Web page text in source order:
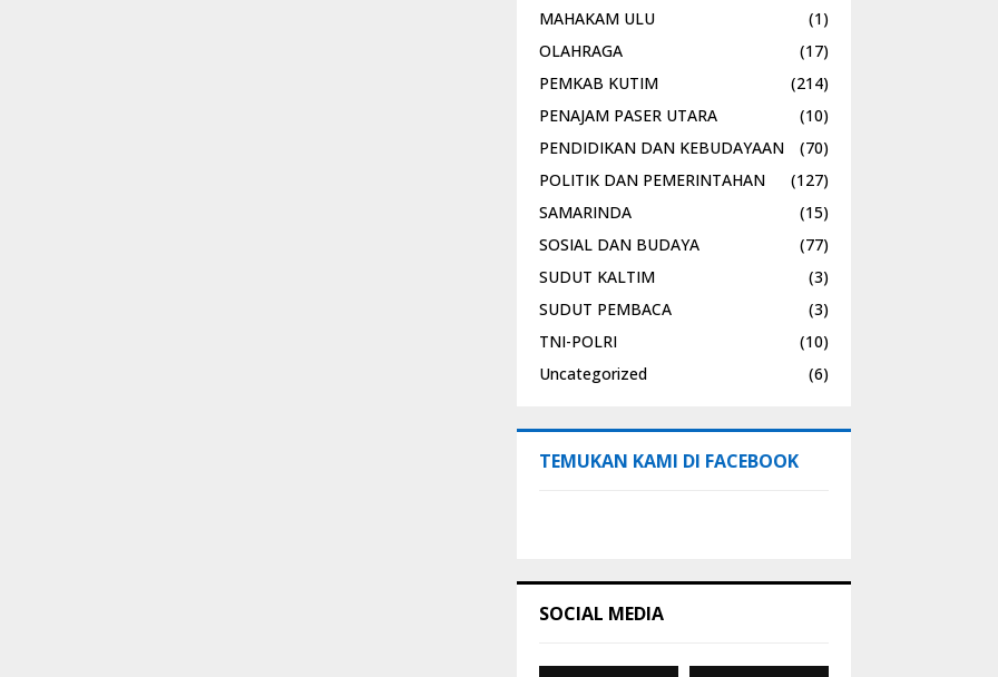
MAHAKAM ULU
(1)
OLAHRAGA
(17)
PEMKAB KUTIM
(214)
PENAJAM PASER UTARA
(10)
PENDIDIKAN DAN KEBUDAYAAN
(70)
POLITIK DAN PEMERINTAHAN
(127)
SAMARINDA
(15)
SOSIAL DAN BUDAYA
(77)
SUDUT KALTIM
(3)
SUDUT PEMBACA
(3)
TNI-POLRI
(10)
Uncategorized
(6)
TEMUKAN KAMI DI FACEBOOK
SOCIAL MEDIA